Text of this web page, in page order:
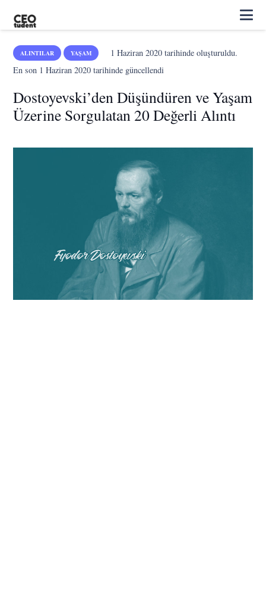
ALINTILAR YAŞAM 1 Haziran 2020tarihinde oluşturuldu.
En son 1 Haziran 2020 tarihinde güncellendi
Dostoyevski’den Düşündüren ve Yaşam
Üzerine Sorgulatan 20 Değerli Alıntı